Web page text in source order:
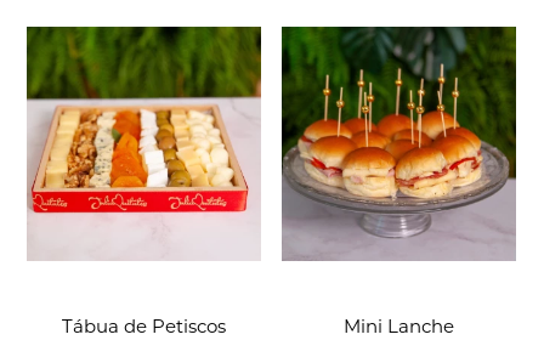
Tábua de Petiscos Mini Lanche